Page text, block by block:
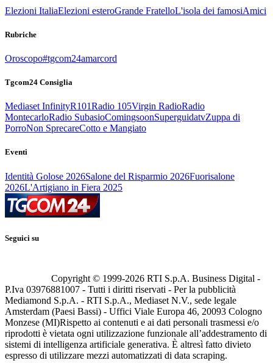
Elezioni ItaliaElezioni esteroGrande FratelloL'isola dei famosiAmici
Rubriche
Oroscopo#tgcom24amarcord
Tgcom24 Consiglia
Mediaset InfinityR101Radio 105Virgin RadioRadio
MontecarloRadio SubasioComingsoonSuperguidatvZuppa di
PorroNon SprecareCotto e Mangiato
Eventi
Identità Golose 2026Salone del Risparmio 2026Fuorisalone
2026L'Artigiano in Fiera 2025
Seguici su
Copyright © 1999-2026 RTI S.p.A. Business Digital -
P.Iva 03976881007 - Tutti i diritti riservati - Per la pubblicità
Mediamond S.p.A. - RTI S.p.A., Mediaset N.V., sede legale
Amsterdam (Paesi Bassi) - Uffici Viale Europa 46, 20093 Cologno
Monzese (MI)Rispetto ai contenuti e ai dati personali trasmessi e/o
riprodotti è vietata ogni utilizzazione funzionale all’addestramento di
sistemi di intelligenza artificiale generativa. È altresì fatto divieto
espresso di utilizzare mezzi automatizzati di data scraping.